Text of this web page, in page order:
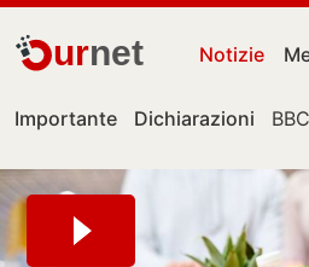
urnet Notizie
Importante Dichiarazioni BBC